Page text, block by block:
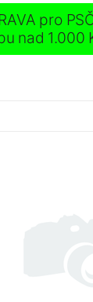
pro
nad 1.000